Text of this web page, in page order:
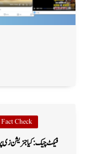
Fact Check
فیکٹ چیک: کیا جنریشن زی